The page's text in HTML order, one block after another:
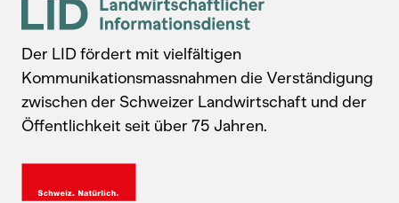
Der LID fördert mit vielfältigen
Kommunikationsmassnahmen die Verständigung
zwischen der Schweizer Landwirtschaft und der
Öffentlichkeit seit über 75 Jahren.